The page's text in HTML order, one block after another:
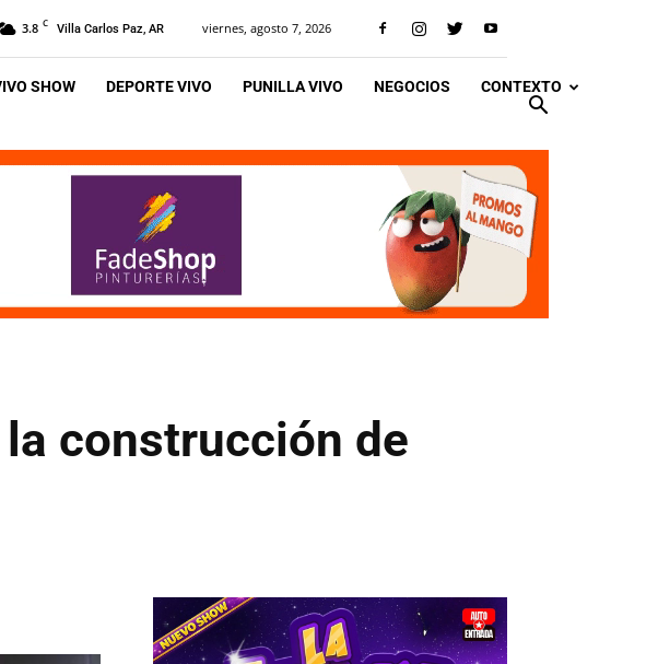
3.8 C Villa Carlos Paz, AR viernes, agosto 7, 2026
SHOW DEPORTE VIVO PUNILLA VIVO NEGOCIOS CONTEXTO
construcción de